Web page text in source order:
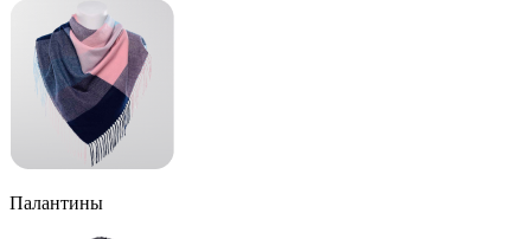
Палантины